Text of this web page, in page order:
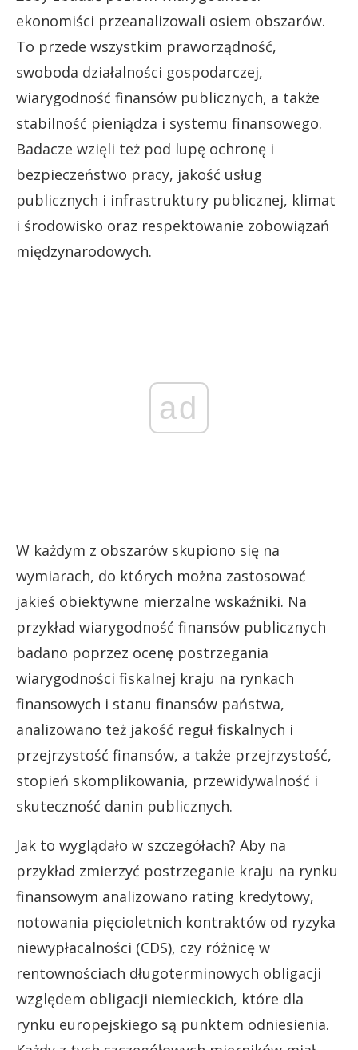
ekonomiści przeanalizowali osiem obszarów.
To przede wszystkim praworządność,
swoboda działalności gospodarczej,
wiarygodność finansów publicznych, a także
stabilność pieniądza i systemu finansowego.
Badacze wzięli też pod lupę ochronę i
bezpieczeństwo pracy, jakość usług
publicznych i infrastruktury publicznej, klimat
i środowisko oraz respektowanie zobowiązań
międzynarodowych.
ad
W każdym z obszarów skupiono się na
wymiarach, do których można zastosować
jakieś obiektywne mierzalne wskaźniki. Na
przykład wiarygodność finansów publicznych
badano poprzez ocenę postrzegania
wiarygodności fiskalnej kraju na rynkach
finansowych i stanu finansów państwa,
analizowano też jakość reguł fiskalnych i
przejrzystość finansów, a także przejrzystość,
stopień skomplikowania, przewidywalność i
skuteczność danin publicznych.
Jak to wyglądało w szczegółach? Aby na
przykład zmierzyć postrzeganie kraju na rynku
finansowym analizowano rating kredytowy,
notowania pięcioletnich kontraktów od ryzyka
niewypłacalności (CDS), czy różnicę w
rentownościach długoterminowych obligacji
względem obligacji niemieckich, które dla
rynku europejskiego są punktem odniesienia.